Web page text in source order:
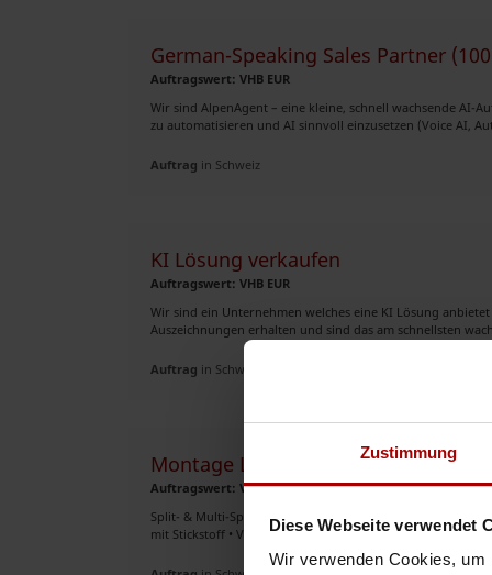
Zustimmung
Diese Webseite verwendet
Wir verwenden Cookies,
German-Speaking Sales Partner
Auftragswert: VHB EUR
Wir sind AlpenAgent – eine kleine, schnell wachsende AI-
zu automatisieren und AI sinnvoll einzusetzen (Voice AI,
Auftrag in Schweiz
KI Lösung verkaufen
Auftragswert: VHB EUR
Wir sind ein Unternehmen welches eine KI Lösung
Auszeichnungen erhalten und sind das am schnellsten
Auftrag in Schweiz
Montage Luft/Wasser
Auftragswert: VHB EUR
Split- & Multi-Split-Anlagen • Mehrjährige
mit Stickstoff • Vakuumieren nach Norm • Berechnung &